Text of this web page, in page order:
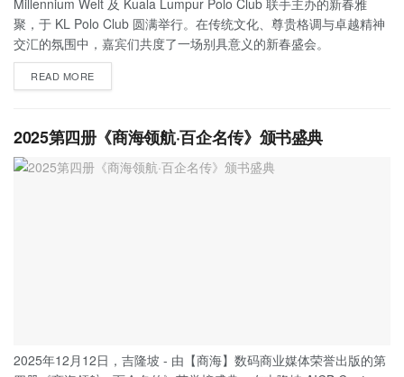
Millennium Welt 及 Kuala Lumpur Polo Club 联手主办的新春雅
聚，于 KL Polo Club 圆满举行。在传统文化、尊贵格调与卓越精神
交汇的氛围中，嘉宾们共度了一场别具意义的新春盛会。
READ MORE
2025第四册《商海领航·百企名传》颁书盛典
2025年12月12日，吉隆坡 - 由【商海】数码商业媒体荣誉出版的第